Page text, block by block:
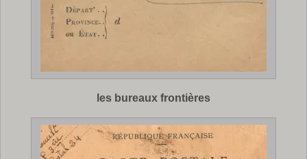
les bureaux frontières